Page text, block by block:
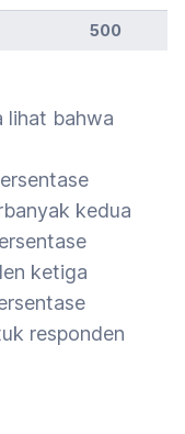
500
lihat bahwa
kedua
ketiga
responden